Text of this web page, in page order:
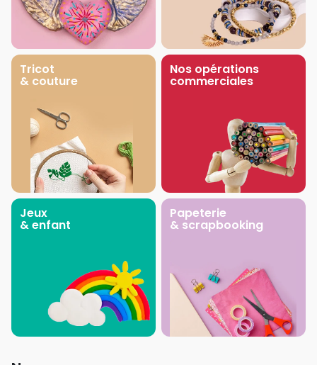
Tricot
& couture
Nos opérations
commerciales
Jeux
& enfant
Papeterie
& scrapbooking